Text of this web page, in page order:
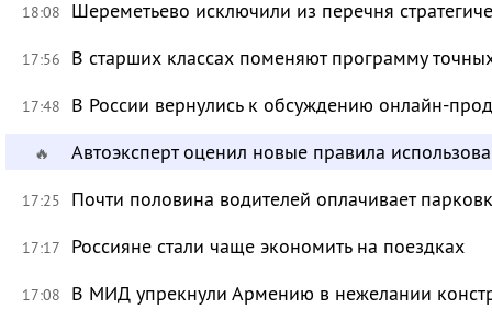
18:08 Шереметьево исключили из перечня
17:56 В старших классах поменяют программу
17:48 В России вернулись к обсуждению онлайн-
🔥 Автоэксперт оценил новые правила
17:25 Почти половина водителей оплачивает
17:17 Россияне стали чаще экономить на поездках
17:08 В МИД упрекнули Армению в нежелании